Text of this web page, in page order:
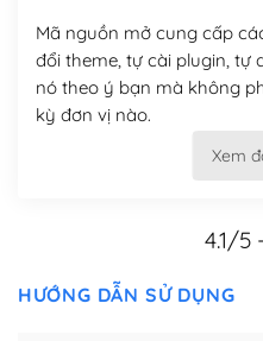
Mã nguồn mở cung cấp
đổi theme, tự cài plugin, tự
nó theo ý bạn mà không
kỳ đơn vị nào.
Việc của bạn là đăng ký
Có thể tùy biến trên
– Thân thiện với công cụ
Xem
4.1/5
HƯỚNG DẪN SỬ DỤNG